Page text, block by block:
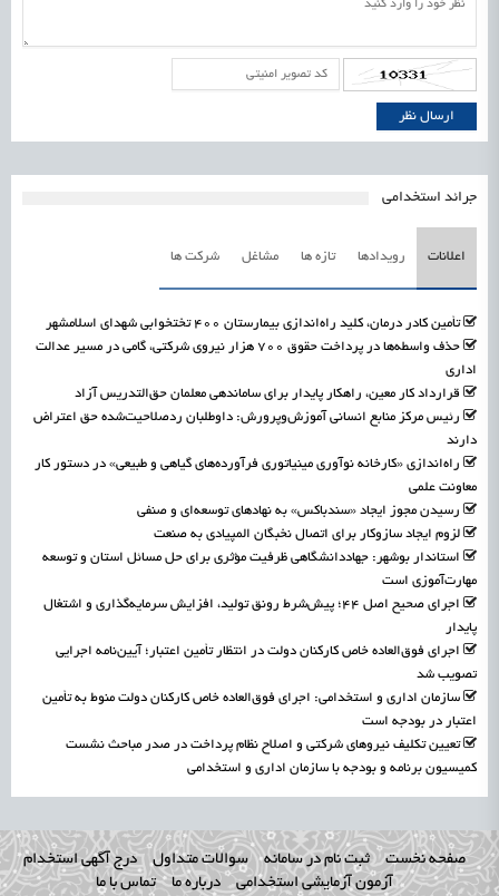
جرائد استخدامی
اعلانات رویدادها تازه ها مشاغل شرکت ها
تأمین کادر درمان، کلید راه‌اندازی بیمارستان ۴۰۰ تختخوابی شهدای اسلامشهر
حذف واسطه‌ها در پرداخت حقوق ۷۰۰ هزار نیروی شرکتی، گامی در مسیر عدالت
اداری
قرارداد کار معین، راهکار پایدار برای ساماندهی معلمان حق‌التدریس آزاد
رئیس مرکز منابع انسانی آموزش‌وپرورش: داوطلبان ردصلاحیت‌شده حق اعتراض
دارند
راه‌اندازی «کارخانه نوآوری مینیاتوری فرآورده‌های گیاهی و طبیعی» در دستور کار
معاونت علمی
رسیدن مجوز ایجاد «سندباکس» به نهادهای توسعه‌ای و صنفی
لزوم ایجاد سازوکار برای اتصال نخبگان المپیادی به صنعت
استاندار بوشهر: جهاددانشگاهی ظرفیت مؤثری برای حل مسائل استان و توسعه
مهارت‌آموزی است
اجرای صحیح اصل ۴۴؛ پیش‌شرط رونق تولید، افزایش سرمایه‌گذاری و اشتغال
پایدار
اجرای فوق‌العاده خاص کارکنان دولت در انتظار تأمین اعتبار؛ آیین‌نامه اجرایی
تصویب شد
سازمان اداری و استخدامی: اجرای فوق‌العاده خاص کارکنان دولت منوط به تأمین
اعتبار در بودجه است
تعیین تکلیف نیروهای شرکتی و اصلاح نظام پرداخت در صدر مباحث نشست
کمیسیون برنامه و بودجه با سازمان اداری و استخدامی
صفحه نخست ثبت نام در سامانه سوالات متداول
درج آگهی استخدام
آزمون آزمایشی استخدامی
درباره ما تماس با ما